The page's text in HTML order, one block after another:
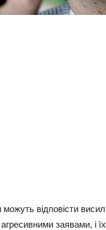
відповісти
заявами, і